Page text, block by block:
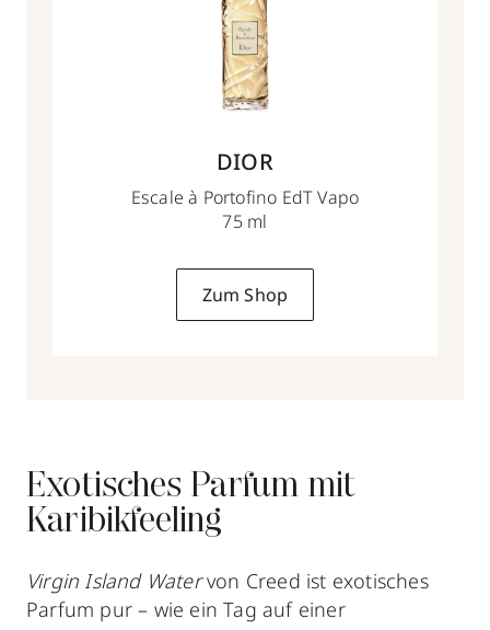
DIOR
Escale à Portofino EdT Vapo
75 ml
Zum Shop
Exotisches Parfum mit
Karibikfeeling
Virgin Island Watervon Creed ist exotisches
Parfum pur – wie ein Tag auf einer